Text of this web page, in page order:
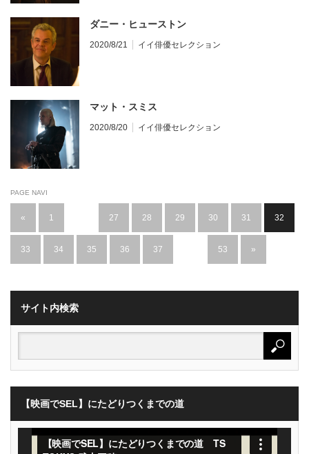
ダニー・ヒューストン
2020/8/21 イイ俳優セレクション
マット・スミス
2020/8/20 イイ俳優セレクション
PAGE NAVI
« 1 27 28 29 30 31 32
33 34 35 36 37 53 »
サイト内検索
【映画でSEL】にたどりつくまでの道
動